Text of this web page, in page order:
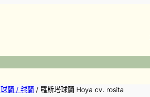
球蘭 / 毬蘭 / 羅斯塔球蘭 Hoya cv. rosita